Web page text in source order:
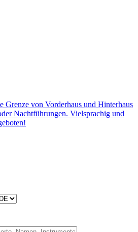
Grenze von Vorderhaus und Hinterhaus
Nachtführungen. Vielsprachig und